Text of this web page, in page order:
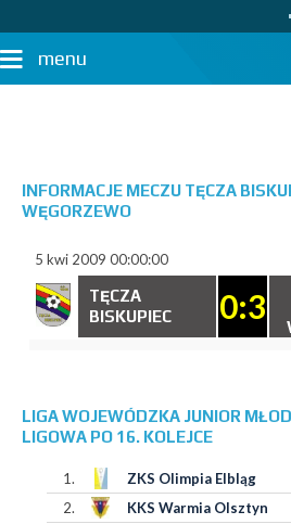
menu
INFORMACJE MECZU TĘCZA
WĘGORZEWO
5 kwi 2009 00:00:00
TĘCZA
BISKUPIEC
0:3
LIGA WOJEWÓDZKA JUNIOR
LIGOWA PO 16. KOLEJCE
1. ZKS Olimpia Elbląg
2.
KKS Warmia Olsztyn